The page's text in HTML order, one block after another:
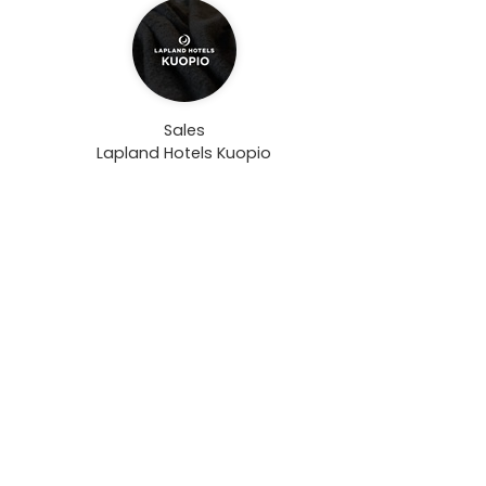
Sales
Lapland Hotels Kuopio